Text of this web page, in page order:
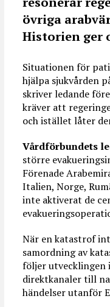
övriga
Historien ger
Situationen för
hjälpa sjukvården
skriver ledande
kräver att
och istället låter
Vårdförbundets
större
Förenade
Italien, Norge,
inte aktiverat de
När en katastrof
samordning av
följer utvecklingen
direktkanaler till
händelser utanför